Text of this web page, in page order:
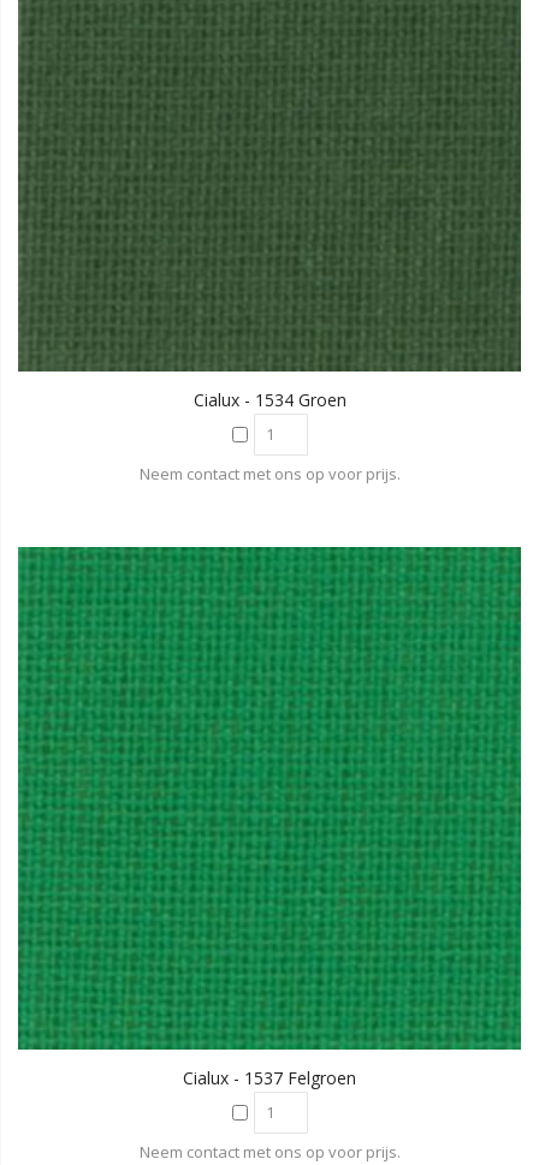
Cialux - 1534 Groen
Neem contact met ons op voor prijs.
Cialux - 1537 Felgroen
Neem contact met ons op voor prijs.